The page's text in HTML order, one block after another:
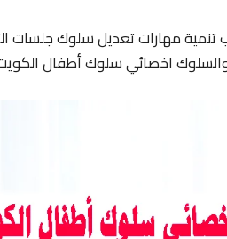
تنمية مهارات تعديل سلوك جلسات
اخصائي سلوك أطفال